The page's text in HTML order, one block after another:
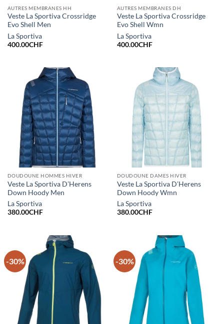
AUTRES MEMBRANES HH
Veste La Sportiva Crossridge
Evo Shell Men
La Sportiva
400.00CHF
AUTRES MEMBRANES DH
Veste La Sportiva Crossridge
Evo Shell Wmn
La Sportiva
400.00CHF
DOUDOUNE HOMMES HIVER
Veste La Sportiva D’Herens
Down Hoody Men
La Sportiva
380.00CHF
DOUDOUNE DAMES HIVER
Veste La Sportiva D’Herens
Down Hoody Wmn
La Sportiva
380.00CHF
-30% -30%